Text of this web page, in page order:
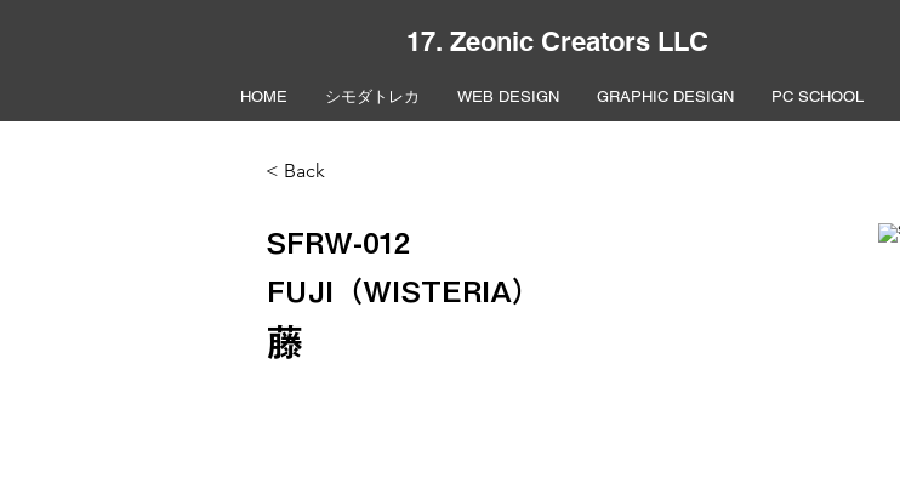
17. Zeonic Creators LLC
HOME シモダトレカ WEB DESIGN GRAPHIC DESIGN PC SCHOOL
< Back
SFRW-012
FUJI（WISTERIA）
藤